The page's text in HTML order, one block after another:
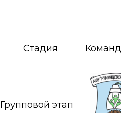
Стадия Команда А
Групповой этап